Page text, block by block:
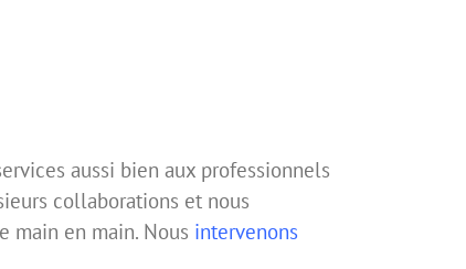
aussi bien aux professionnels
collaborations et nous
main en main. Nous intervenons